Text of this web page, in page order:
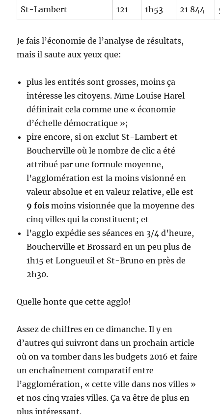
St-Lambert 121 1h53 21 844
Je fais l’économie de l’analyse de résultats,
mais il saute aux yeux que:
plus les entités sont grosses, moins ça
intéresse les citoyens. Mme Louise Harel
définirait cela comme une « économie
d’échelle démocratique »;
pire encore, si on exclut St-Lambert et
Boucherville où le nombre de clic a été
attribué par une formule moyenne,
l’agglomération est la moins visionné en
valeur absolue et en valeur relative, elle est
9 fois moins visionnée que la moyenne des
cinq villes qui la constituent; et
l’agglo expédie ses séances en 3/4 d’heure,
Boucherville et Brossard en un peu plus de
1h15 et Longueuil et St-Bruno en près de
2h30.
Quelle honte que cette agglo!
Assez de chiffres en ce dimanche. Il y en
d’autres qui suivront dans un prochain article
où on va tomber dans les budgets 2016 et faire
un enchaînement comparatif entre
l’agglomération, « cette ville dans nos villes »
et nos cinq vraies villes. Ça va être de plus en
plus intéressant.